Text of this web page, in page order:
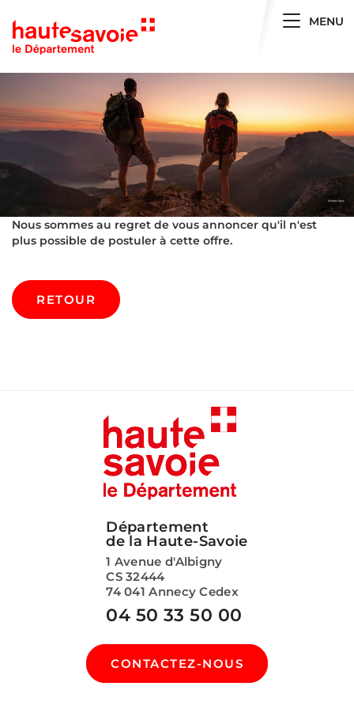
Toggle
MENU
Nous sommes au regret de vous annoncer qu'il n'est
plus possible de postuler à cette offre.
RETOUR
Département
de la Haute-Savoie
1 Avenue d'Albigny
CS 32444
74 041 Annecy Cedex
04 50 33 50 00
CONTACTEZ-NOUS